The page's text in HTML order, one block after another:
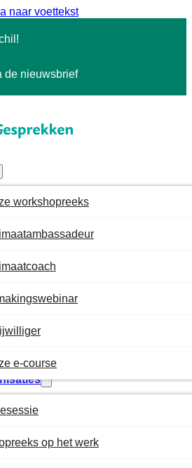
naar voettekst
de nieuwsbrief
workshopreeks
e-course
op het werk